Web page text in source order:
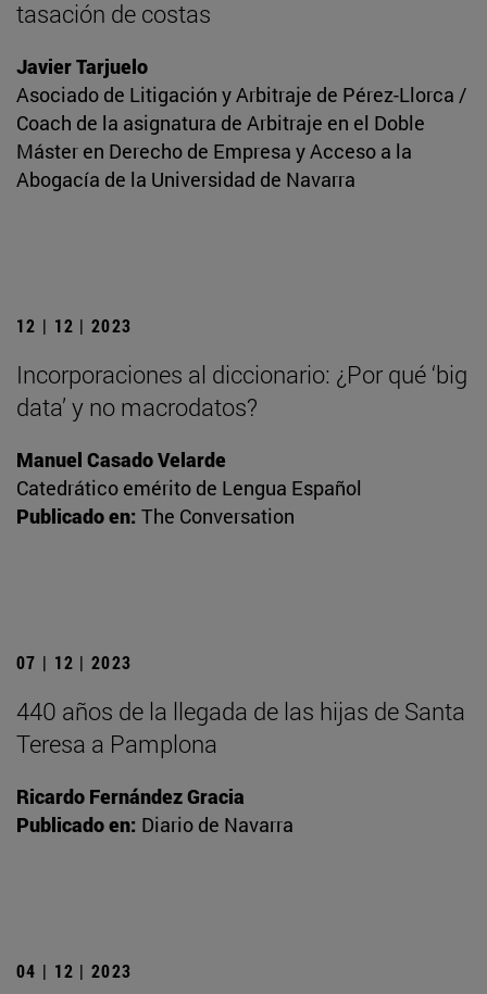
tasación de costas
Javier Tarjuelo
Asociado de Litigación y Arbitraje de Pérez-Llorca /
Coach de la asignatura de Arbitraje en el Doble
Máster en Derecho de Empresa y Acceso a la
Abogacía de la Universidad de Navarra
12 | 12 | 2023
Incorporaciones al diccionario: ¿Por qué ‘big
data’ y no macrodatos?
Manuel Casado Velarde
Catedrático emérito de Lengua Español
Publicado en: The Conversation
07 | 12 | 2023
440 años de la llegada de las hijas de Santa
Teresa a Pamplona
Ricardo Fernández Gracia
Publicado en: Diario de Navarra
04 | 12 | 2023